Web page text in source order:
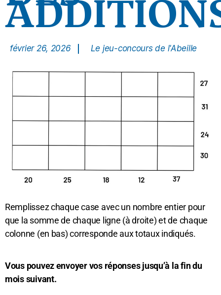
février 26, 2026 Le jeu-concours de l'Abeille
Remplissez chaque case avec un nombre entier pour
que la somme de chaque ligne (à droite) et de chaque
colonne (en bas) corresponde aux totaux indiqués.
Vous pouvez envoyer vos réponses jusqu’à la fin du
mois suivant.